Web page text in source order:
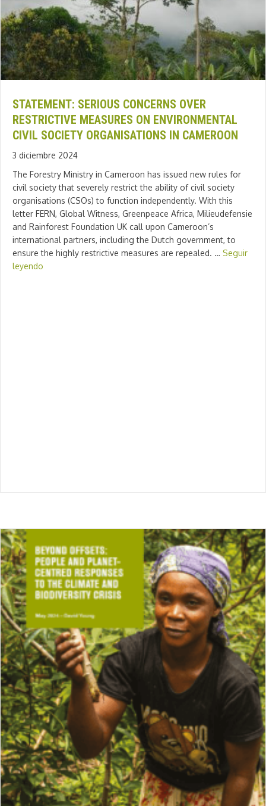
STATEMENT: SERIOUS CONCERNS OVER
RESTRICTIVE MEASURES ON ENVIRONMENTAL
CIVIL SOCIETY ORGANISATIONS IN CAMEROON
3 diciembre 2024
The Forestry Ministry in Cameroon has issued new rules for
civil society that severely restrict the ability of civil society
organisations (CSOs) to function independently. With this
letter FERN, Global Witness, Greenpeace Africa, Milieudefensie
and Rainforest Foundation UK call upon Cameroon’s
international partners, including the Dutch government, to
ensure the highly restrictive measures are repealed. … Seguir
leyendo